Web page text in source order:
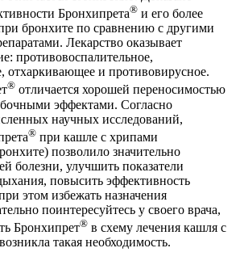
Бронхипрета® и его более
бронхите по сравнению с другими
Лекарство оказывает
противовоспалительное,
отхаркивающее и противовирусное.
® отличается хорошей переносимостью
эффектами. Согласно
научных исследований,
® при кашле с хрипами
позволило значительно
болезни, улучшить показатели
повысить эффективность
этом избежать назначения
поинтересуйтесь у своего врача,
Бронхипрет® в схему лечения кашля с
такая необходимость.